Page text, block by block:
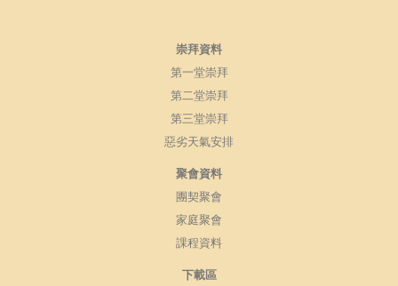
崇拜資料
第一堂崇拜
第二堂崇拜
第三堂崇拜
惡劣天氣安排
聚會資料
團契聚會
家庭聚會
課程資料
下載區